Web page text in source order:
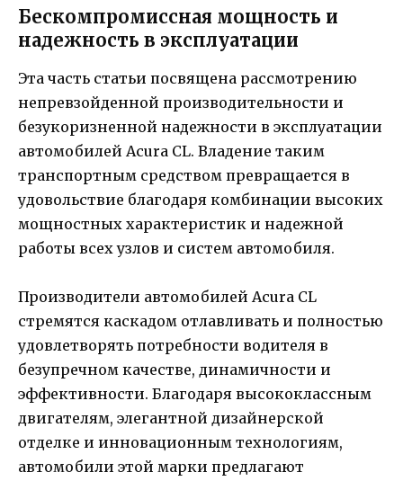
Бескомпромиссная мощность и
надежность в эксплуатации
Эта часть статьи посвящена рассмотрению
непревзойденной производительности и
безукоризненной надежности в эксплуатации
автомобилей Acura CL. Владение таким
транспортным средством превращается в
удовольствие благодаря комбинации высоких
мощностных характеристик и надежной
работы всех узлов и систем автомобиля.
Производители автомобилей Acura CL
стремятся каскадом отлавливать и полностью
удовлетворять потребности водителя в
безупречном качестве, динамичности и
эффективности. Благодаря высококлассным
двигателям, элегантной дизайнерской
отделке и инновационным технологиям,
автомобили этой марки предлагают